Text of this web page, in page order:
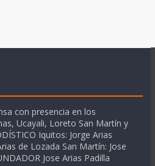
con presencia en los
Ucayali, Loreto San Martín y
Iquitos: Jorge Arias
de Lozada San Martín: Jose
Jose Arias Padilla